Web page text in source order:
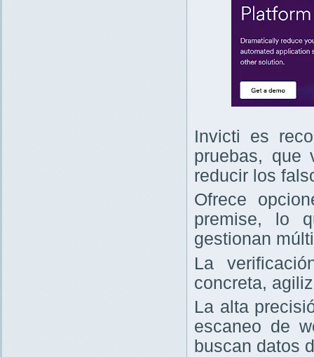
Invicti es
pruebas, que
reducir los
Ofrece
premise, lo
gestionan
La
concreta,
La alta
escaneo de
buscan datos